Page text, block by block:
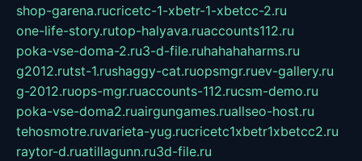
shop-garena.rucricetc-1-xbetr-1-xbetcc-2.ru
one-life-story.rutop-halyava.ruaccounts112.ru
poka-vse-doma-2.ru3-d-file.ruhahahaharms.ru
g2012.rutst-1.rushaggy-cat.ruopsmgr.ruev-gallery.ru
g-2012.ruops-mgr.ruaccounts-112.rucsm-demo.ru
poka-vse-doma2.ruairgungames.ruallseo-host.ru
tehosmotre.ruvarieta-yug.rucricetc1xbetr1xbetcc2.ru
raytor-d.ruatillagunn.ru3d-file.ru